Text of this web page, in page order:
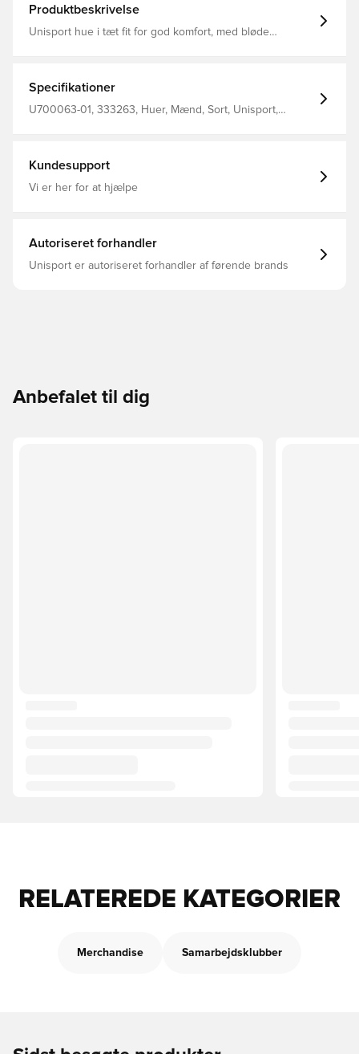
Produktbeskrivelse
Unisport hue i tæt fit for god komfort, med bløde
Specifikationer
U700063-01, 333263, Huer, Mænd, Sort, Unisport,
Kundesupport
Vi er her for at hjælpe
Autoriseret forhandler
Unisport er autoriseret forhandler af førende brands
Anbefalet til dig
RELATEREDE KATEGORIER
Merchandise Samarbejdsklubber